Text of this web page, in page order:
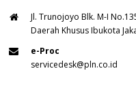
Jl. Trunojoyo Blk. M-I
Daerah Khusus Ibukota
e-Proc
servicedesk@pln.co.id